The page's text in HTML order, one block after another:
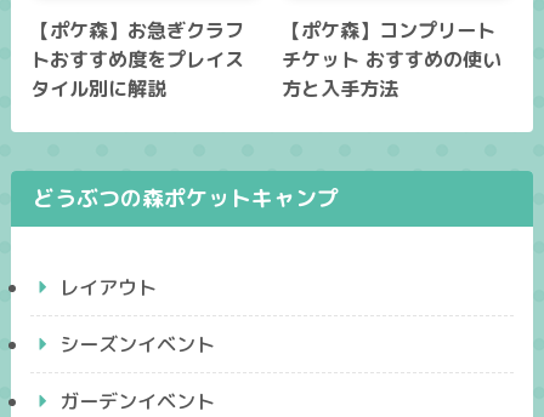
【ポケ森】お急ぎクラフ
トおすすめ度をプレイス
タイル別に解説
【ポケ森】コンプリート
チケット おすすめの使い
方と入手方法
どうぶつの森ポケットキャンプ
レイアウト
シーズンイベント
ガーデンイベント